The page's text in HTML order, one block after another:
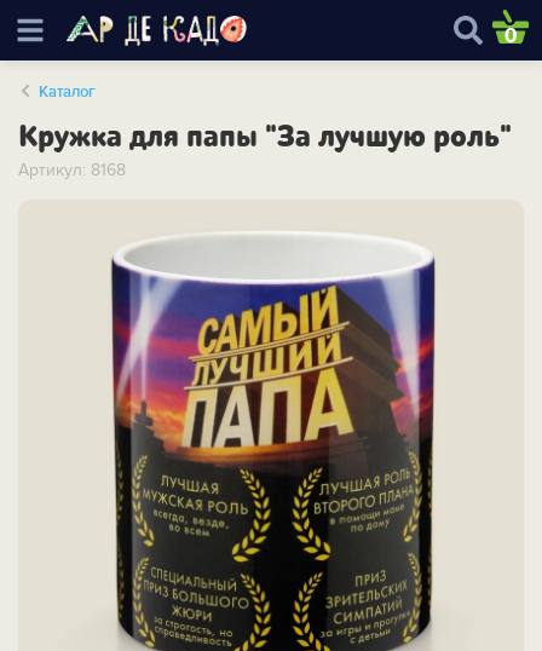
0
Каталог
Кружка для папы "За лучшую роль"
Артикул: 8168